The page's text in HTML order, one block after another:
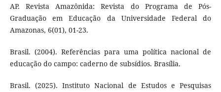
AP. Revista Amazônida: Revista do Programa de Pós-
Graduação em Educação da Universidade Federal do
Amazonas, 6(01), 01-23.
Brasil. (2004). Referências para uma política nacional de
educação do campo: caderno de subsídios. Brasília.
Brasil. (2025). Instituto Nacional de Estudos e Pesquisas